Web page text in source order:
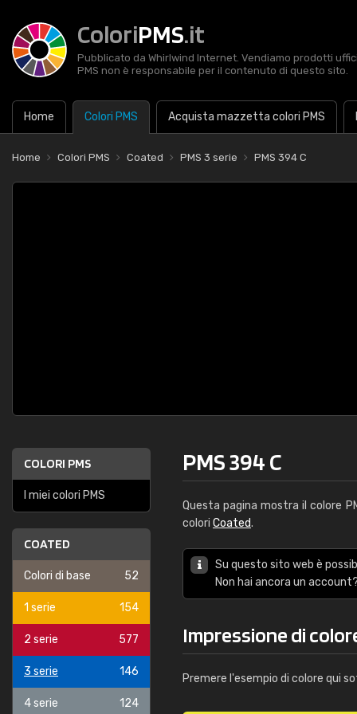
ColoriPMS.it
Pubblicato da Whirlwind Internet. Vendiamo prodotti
PMS non è responsabile per il contenuto di questo sito.
Home Colori PMS Acquista mazzetta colori PMS
Home Colori PMS Coated PMS 3 serie PMS 394 C
COLORI PMS
I miei colori PMS
COATED
Colori di base 52
1 serie 154
2 serie 577
3 serie 146
4 serie 124
PMS 394 C
Questa pagina mostra il colore
colori Coated.
Su questo sito web è
Non hai ancora un
Impressione di
Premere l'esempio di colore qui